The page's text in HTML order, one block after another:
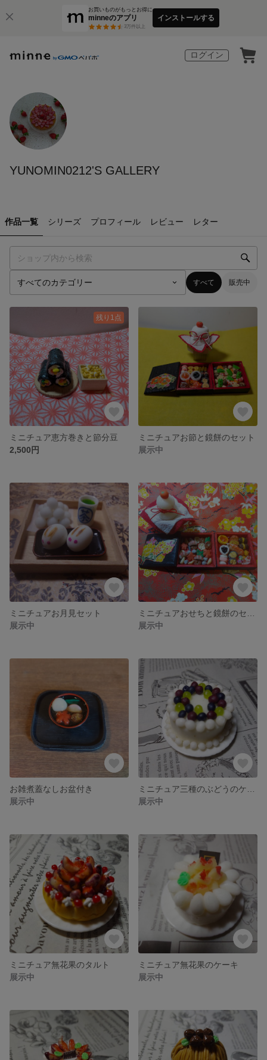
お買いものがもっとお得に
minneのアプリ
3万件以上
インストールする
ログイン
YUNOMIN0212'S GALLERY
作品一覧 シリーズ プロフィール レビュー レター
すべて 販売中
残り1点
ミニチュア恵方巻きと節分豆
2,500円
ミニチュアお節と鏡餅のセット
展示中
ミニチュアお月見セット
展示中
展示中
お雑煮蓋なしお盆付き
展示中
展示中
ミニチュア無花果のタルト
展示中
ミニチュア無花果のケーキ
展示中